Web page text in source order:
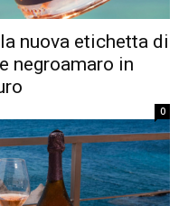
nuova etichetta di
negroamaro in
0